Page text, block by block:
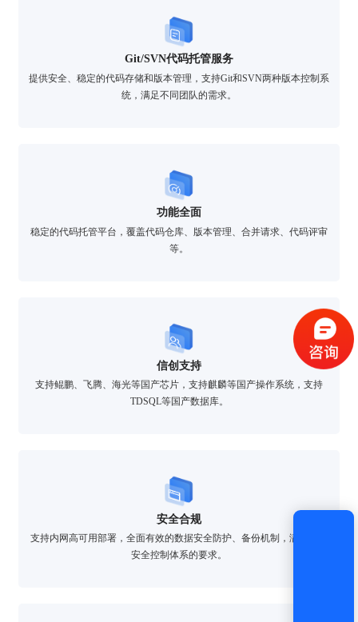
Git/SVN代码托管服务
提供安全、稳定的代码存储和版本管理，支持Git和SVN两种版本控制系
统，满足不同团队的需求。
功能全面
稳定的代码托管平台，覆盖代码仓库、版本管理、合并请求、代码评审
等。
信创支持
支持鲲鹏、飞腾、海光等国产芯片，支持麒麟等国产操作系统，支持
TDSQL等国产数据库。
安全合规
支持内网高可用部署，全面有效的数据安全防护、备份机制，满足网络
安全控制体系的要求。
获取验证码